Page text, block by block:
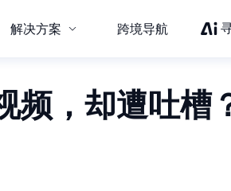
解决方案 跨境导航
频，却遭吐槽